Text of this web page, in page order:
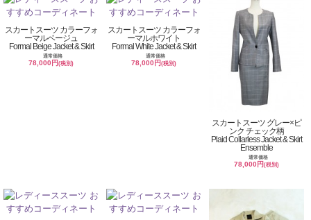
スカートスーツ カラーフォ
ーマルベージュ
Formal Beige Jacket & Skirt
通常価格
78,000円(税別)
スカートスーツ カラーフォ
ーマルホワイト
Formal White Jacket & Skirt
通常価格
78,000円(税別)
スカートスーツ グレー×ピ
ンク チェック柄
Plaid Collarless Jacket & Skirt
Ensemble
通常価格
78,000円(税別)